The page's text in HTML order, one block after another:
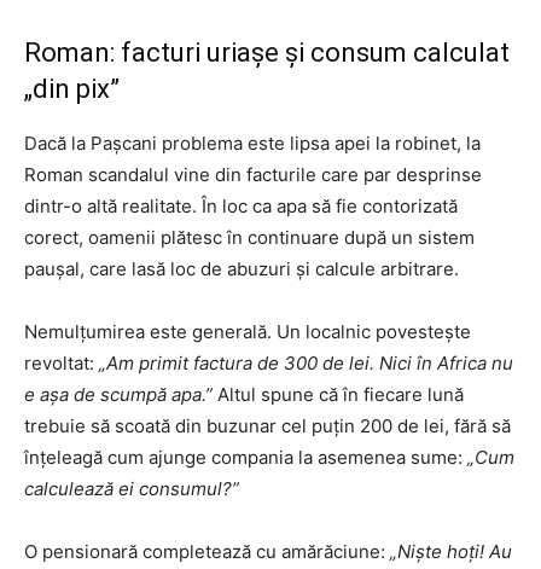
Roman: facturi uriașe și consum calculat
„din pix”
Dacă la Pașcani problema este lipsa apei la robinet, la
Roman scandalul vine din facturile care par desprinse
dintr-o altă realitate. În loc ca apa să fie contorizată
corect, oamenii plătesc în continuare după un sistem
paușal, care lasă loc de abuzuri și calcule arbitrare.
Nemulțumirea este generală. Un localnic povestește
revoltat: „Am primit factura de 300 de lei. Nici în Africa nu
e așa de scumpă apa.” Altul spune că în fiecare lună
trebuie să scoată din buzunar cel puțin 200 de lei, fără să
înțeleagă cum ajunge compania la asemenea sume: „Cum
calculează ei consumul?”
O pensionară completează cu amărăciune: „Niște hoți! Au